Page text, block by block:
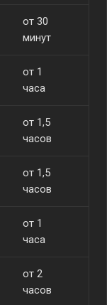
от 30
минут
от 1
часа
от 1,5
часов
от 1,5
часов
от 1
часа
от 2
часов